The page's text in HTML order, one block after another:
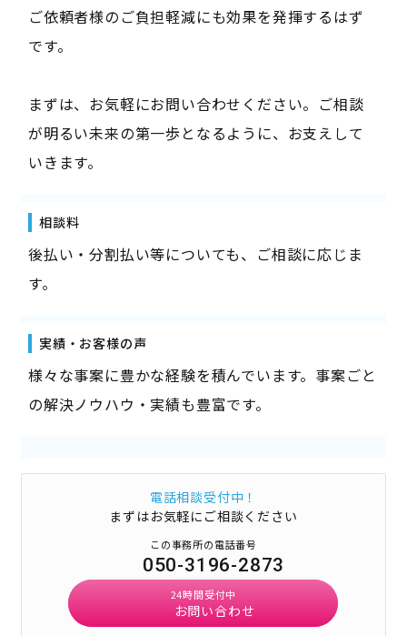
ご依頼者様のご負担軽減にも効果を発揮するはず
です。
まずは、お気軽にお問い合わせください。ご相談
が明るい未来の第一歩となるように、お支えして
いきます。
相談料
後払い・分割払い等についても、ご相談に応じま
す。
実績・お客様の声
様々な事案に豊かな経験を積んでいます。事案ごと
の解決ノウハウ・実績も豊富です。
電話相談受付中！
まずはお気軽にご相談ください
この事務所の電話番号
050-3196-2873
24時間受付中
お問い合わせ